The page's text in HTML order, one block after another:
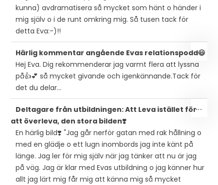
kunna) avdramatisera så mycket som hänt o händer i
mig själv o i de runt omkring mig. Så tusen tack för
detta Eva:-)!!
Härlig kommentar angående Evas relationspodd😃
Hej Eva. Dig rekommenderar jag varmt flera att lyssna
på👍💕 så mycket givande och igenkännande.Tack för
det du delar...
...SLÅ
Deltagare från utbildningen: Att Leva istället för
att överleva, den stora bilden❣️
En härlig bild❣️ "Jag går nerför gatan med rak hållning o
med en glädje o ett lugn inombords jag inte känt på
länge. Jag ler för mig själv när jag tänker att nu är jag
på väg. Jag är klar med Evas utbildning o jag känner hur
allt jag lärt mig får mig att känna mig så mycket
...